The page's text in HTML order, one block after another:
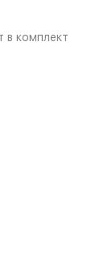
в комплект